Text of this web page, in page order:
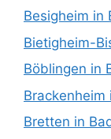
Besigheim in
Bietigheim-
Böblingen in
Bretten in